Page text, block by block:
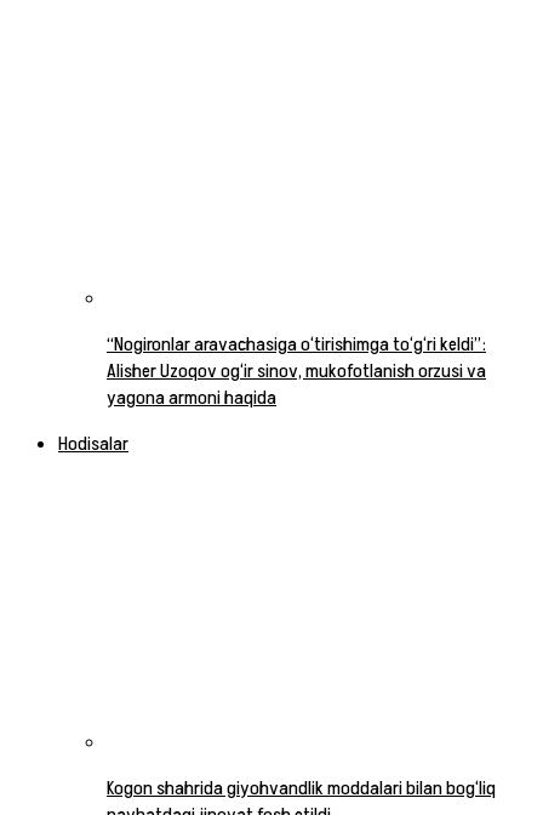
“Nogironlar aravachasiga o‘tirishimga to‘g‘ri keldi”:
Alisher Uzoqov og‘ir sinov, mukofotlanish orzusi va
yagona armoni haqida
Hodisalar
Kogon shahrida giyohvandlik moddalari bilan bog‘liq